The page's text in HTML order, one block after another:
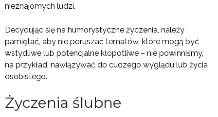
nieznajomych ludzi.
Decydując się na humorystyczne życzenia, należy
pamiętać, aby nie poruszać tematów, które mogą być
wstydliwe lub potencjalne kłopotliwe – nie powinniśmy,
na przykład, nawiązywać do cudzego wyglądu lub życia
osobistego.
Życzenia ślubne